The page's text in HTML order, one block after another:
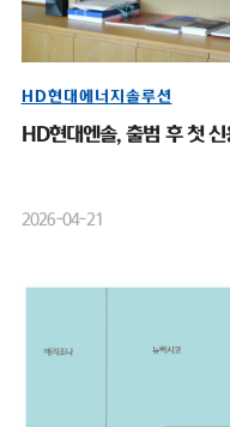
HD현대에너지솔루션
HD현대엔솔, 출범 후 첫
2026-04-21